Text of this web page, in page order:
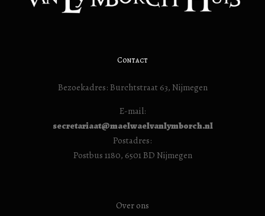
Contact
Bezoekadres: Burchtstraat 63, Nijmegen
E-mail:
secretariaat@maelwaelvanlymborch.nl
Postadres:
Postbus 1180, 6501 BD Nijmegen
Over ons